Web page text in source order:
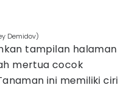
Demidov)
tampilan halaman
mertua cocok
ini memiliki ciri